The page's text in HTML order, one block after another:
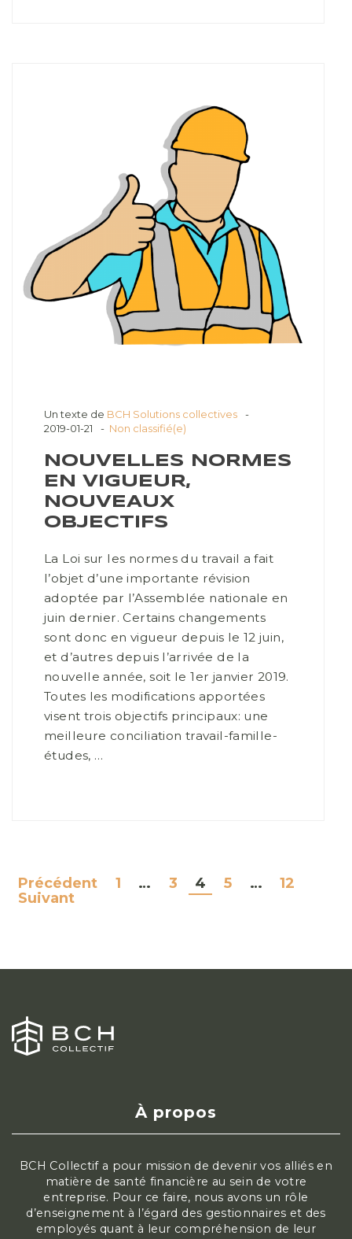
Un texte de BCH Solutions collectives
2019-01-21
Non classifié(e)
NOUVELLES NORMES
EN VIGUEUR,
NOUVEAUX
OBJECTIFS
La Loi sur les normes du travail a fait
l’objet d’une importante révision
adoptée par l’Assemblée nationale en
juin dernier. Certains changements
sont donc en vigueur depuis le 12 juin,
et d’autres depuis l’arrivée de la
nouvelle année, soit le 1er janvier 2019.
Toutes les modifications apportées
visent trois objectifs principaux: une
meilleure conciliation travail-famille-
études, …
NAVIGATION
Précédent 1 … 3 4 5 …
12
Suivant
À propos
BCH Collectif a pour mission de devenir vos alliés en
matière de santé financière au sein de votre
entreprise. Pour ce faire, nous avons un rôle
d’enseignement à l’égard des gestionnaires et des
employés quant à leur compréhension de leur